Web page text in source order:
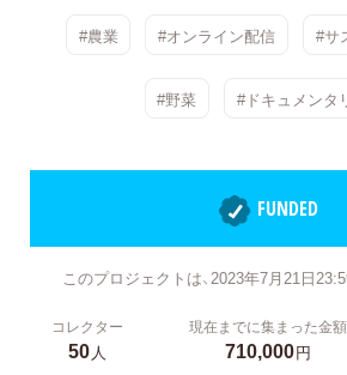
#農業 #オンライン配信 #サ
#野菜 #ドキュメンタ
FUNDED
このプロジェクトは、2023年7月21日
コレクター
50人
現在までに集まった金額
710,000円